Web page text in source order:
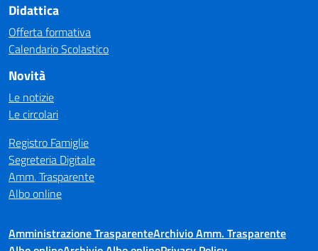
Didattica
Offerta formativa
Calendario Scolastico
Novità
Le notizie
Le circolari
Registro Famiglie
Segreteria Digitale
Amm. Trasparente
Albo online
Amministrazione TrasparenteArchivio Amm. Trasparente